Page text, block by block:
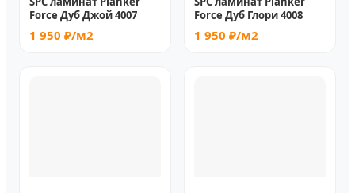
Force Дуб Джой 4007
1 950 ₽/м2
Force Дуб Глори 4008
1 950 ₽/м2